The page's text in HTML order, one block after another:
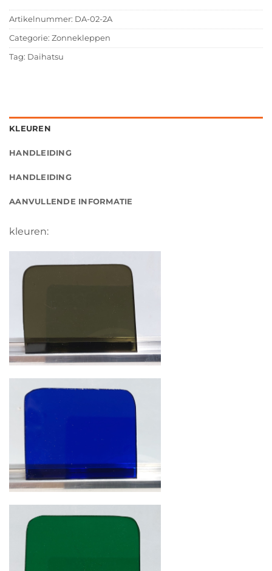
Artikelnummer: DA-02-2A
Categorie: Zonnekleppen
Tag: Daihatsu
KLEUREN
HANDLEIDING
HANDLEIDING
AANVULLENDE INFORMATIE
kleuren: